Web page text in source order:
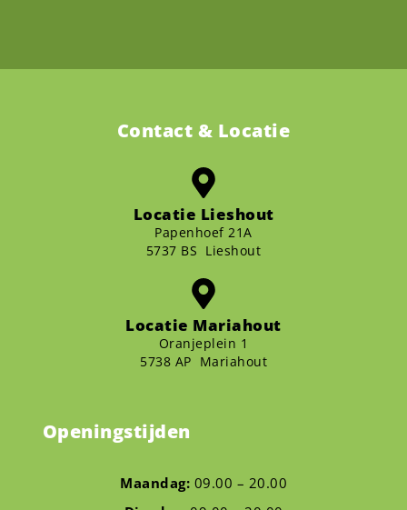
Contact & Locatie
Locatie Lieshout
Papenhoef 21A
5737 BS Lieshout
Locatie Mariahout
Oranjeplein 1
5738 AP Mariahout
Openingstijden
Maandag: 09.00 – 20.00